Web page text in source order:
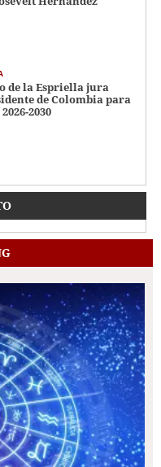
de la Espriella jura
de Colombia para
2030